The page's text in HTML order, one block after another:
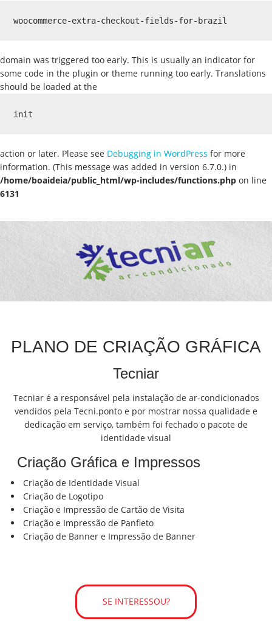
woocommerce-extra-checkout-fields-for-brazil
domain was triggered too early. This is usually an indicator for
some code in the plugin or theme running too early. Translations
should be loaded at the
init
action or later. Please see Debugging in WordPress for more
information. (This message was added in version 6.7.0.) in
/home/boaideia/public_html/wp-includes/functions.php on line
6131
PLANO DE CRIAÇÃO GRÁFICA
Tecniar
Tecniar é a responsável pela instalação de ar-condicionados
vendidos pela Tecni.ponto e por mostrar nossa qualidade e
dedicação em serviço, também foi fechado o pacote de
identidade visual
Criação Gráfica e Impressos
Criação de Identidade Visual
Criação de Logotipo
Criação e Impressão de Cartão de Visita
Criação e Impressão de Panfleto
Criação de Banner e Impressão de Banner
SE INTERESSOU?